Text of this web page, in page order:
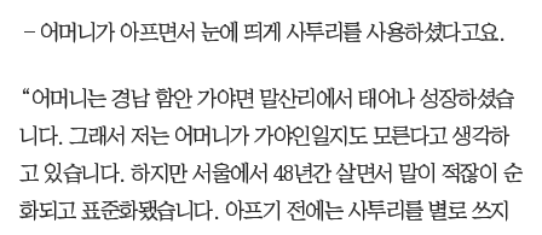
―어머니가 아프면서 눈에 띄게 사투리를 사용하셨다고요.
“어머니는 경남 함안 가야면 말산리에서 태어나 성장하셨습
니다. 그래서 저는 어머니가 가야인일지도 모른다고 생각하
고 있습니다. 하지만 서울에서 48년간 살면서 말이 적잖이 순
화되고 표준화됐습니다. 아프기 전에는 사투리를 별로 쓰지